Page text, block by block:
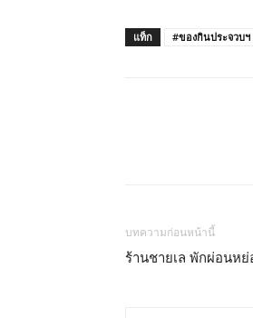
แท็ก #ของกินประจวบฯ
บทความก่อนหน้านี้
ร้านชายเล พักผ่อนห